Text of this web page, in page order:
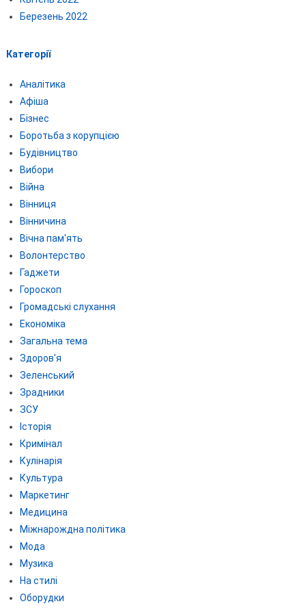
Березень 2022
Категорії
Аналітика
Афіша
Бізнес
Боротьба з корупцією
Будівництво
Вибори
Війна
Вінниця
Вінничина
Вічна пам'ять
Волонтерство
Гаджети
Гороскоп
Громадські слухання
Економіка
Загальна тема
Здоров'я
Зеленський
Зрадники
ЗСУ
Історія
Кримінал
Кулінарія
Культура
Маркетинг
Медицина
Міжнарождна політика
Мода
Музика
На стилі
Оборудки